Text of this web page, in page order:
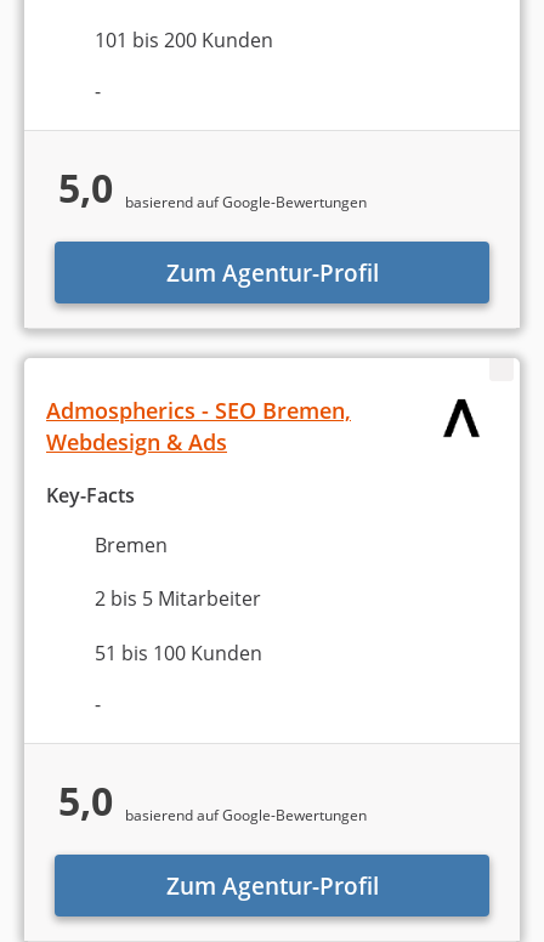
101 bis 200 Kunden
-
5,0 basierend auf Google-Bewertungen
Zum Agentur-Profil
Admospherics - SEO Bremen,
Webdesign & Ads
Key-Facts
Bremen
2 bis 5 Mitarbeiter
51 bis 100 Kunden
-
5,0 basierend auf Google-Bewertungen
Zum Agentur-Profil